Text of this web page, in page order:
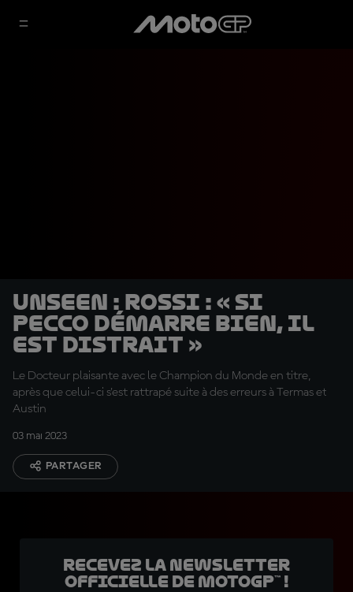
Unseen : Rossi : « Si
Pecco démarre bien, il
est distrait »
Le Docteur plaisante avec le Champion du Monde en titre,
après que celui-ci s'est rattrapé suite à des erreurs à Termas et
Austin
03 mai 2023
PARTAGER
Recevez la Newsletter
officielle de MotoGP™ !